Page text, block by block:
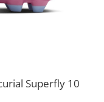
Superfly 10